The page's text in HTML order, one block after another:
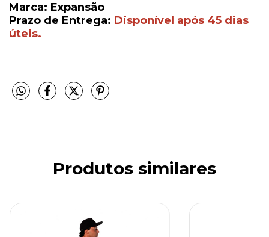
Marca: Expansão
Prazo de Entrega: Disponível após 45 dias
úteis.
Produtos similares